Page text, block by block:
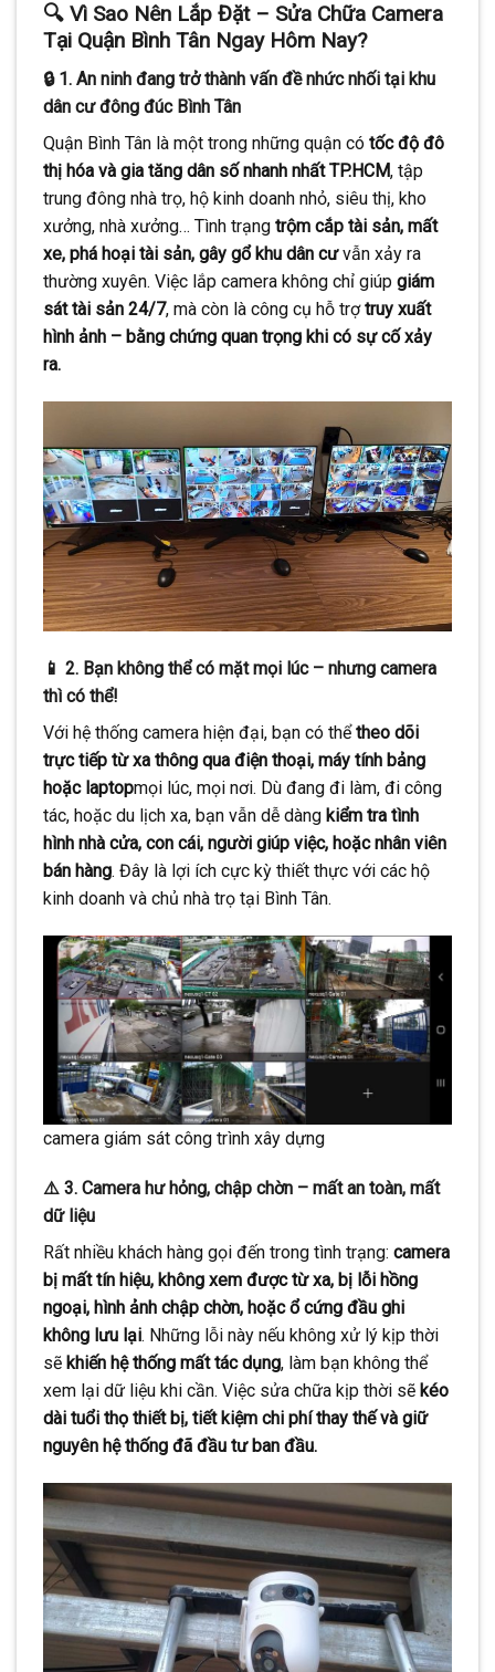
🔍 Vì Sao Nên Lắp Đặt – Sửa Chữa Camera
Tại Quận Bình Tân Ngay Hôm Nay?
🔒 1. An ninh đang trở thành vấn đề nhức nhối tại khu
dân cư đông đúc Bình Tân
Quận Bình Tân là một trong những quận có tốc độ đô
thị hóa và gia tăng dân số nhanh nhất TP.HCM, tập
trung đông nhà trọ, hộ kinh doanh nhỏ, siêu thị, kho
xưởng, nhà xưởng… Tình trạng trộm cắp tài sản, mất
xe, phá hoại tài sản, gây gổ khu dân cưvẫn xảy ra
thường xuyên. Việc lắp camera không chỉ giúp giám
sát tài sản 24/7, mà còn là công cụ hỗ trợtruy xuất
hình ảnh – bằng chứng quan trọng khi có sự cố xảy
ra.
📱 2. Bạn không thể có mặt mọi lúc – nhưng camera
thì có thể!
Với hệ thống camera hiện đại, bạn có thểtheo dõi
trực tiếp từ xa thông qua điện thoại, máy tính bảng
hoặc laptopmọi lúc, mọi nơi. Dù đang đi làm, đi công
tác, hoặc du lịch xa, bạn vẫn dễ dàng kiểm tra tình
hình nhà cửa, con cái, người giúp việc, hoặc nhân viên
bán hàng. Đây là lợi ích cực kỳ thiết thực với các hộ
kinh doanh và chủ nhà trọ tại Bình Tân.
camera giám sát công trình xây dựng
⚠️ 3. Camera hư hỏng, chập chờn – mất an toàn, mất
dữ liệu
Rất nhiều khách hàng gọi đến trong tình trạng: camera
bị mất tín hiệu, không xem được từ xa, bị lỗi hồng
ngoại, hình ảnh chập chờn, hoặc ổ cứng đầu ghi
không lưu lại. Những lỗi này nếu không xử lý kịp thời
sẽ khiến hệ thống mất tác dụng, làm bạn không thể
xem lại dữ liệu khi cần. Việc sửa chữa kịp thời sẽ kéo
dài tuổi thọ thiết bị, tiết kiệm chi phí thay thế và giữ
nguyên hệ thống đã đầu tư ban đầu.